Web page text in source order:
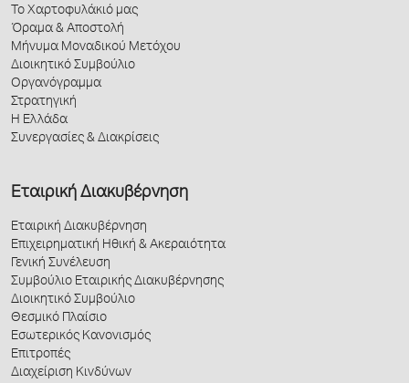
Το Χαρτοφυλάκιό μας
Όραμα & Αποστολή
Μήνυμα Μοναδικού Μετόχου
Διοικητικό Συμβούλιο
Οργανόγραμμα
Στρατηγική
Η Ελλάδα
Συνεργασίες & Διακρίσεις
Εταιρική Διακυβέρνηση
Εταιρική Διακυβέρνηση
Επιχειρηματική Ηθική & Ακεραιότητα
Γενική Συνέλευση
Συμβούλιο Εταιρικής Διακυβέρνησης
Διοικητικό Συμβούλιο
Θεσμικό Πλαίσιο
Εσωτερικός Κανονισμός
Επιτροπές
Διαχείριση Κινδύνων